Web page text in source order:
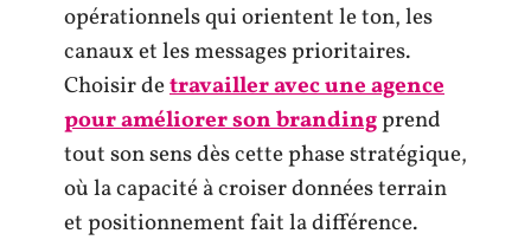
opérationnels qui orientent le ton, les
canaux et les messages prioritaires.
Choisir detravailler avec une agence
pour améliorer son brandingprend
tout son sens dès cette phase stratégique,
où la capacité à croiser données terrain
et positionnement fait la différence.